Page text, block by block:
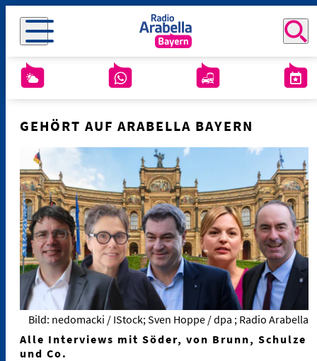
GEHÖRT AUF ARABELLA BAYERN
Bild: nedomacki / IStock; Sven Hoppe / dpa ; Radio Arabella
Alle Interviews mit Söder, von Brunn, Schulze
und Co.